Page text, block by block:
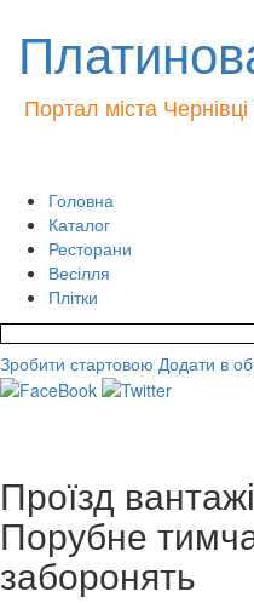
Портал міста
Головна
Каталог
Ресторани
Весілля
Плітки
Зробити стартовою Додати в
Проїзд
Порубне
заборонять